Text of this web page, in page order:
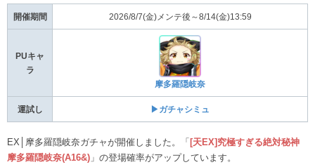
開催期間 2026/8/7(金)メンテ後～8/14(金)13:59
PUキャ
ラ
摩多羅隠岐奈
運試し ▶ガチャシミュ
EX│摩多羅隠岐奈ガチャが開催しました。「[天EX]究極すぎる絶対秘神
摩多羅隠岐奈(A16&) 」の登場確率がアップしています。